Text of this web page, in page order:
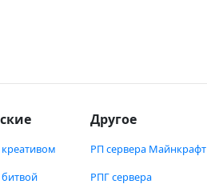
Другое
РП сервера Майнкрафт
РПГ сервера